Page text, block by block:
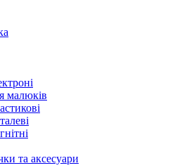
малюків
та аксесуари